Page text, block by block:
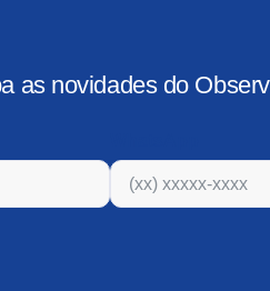
as novidades do